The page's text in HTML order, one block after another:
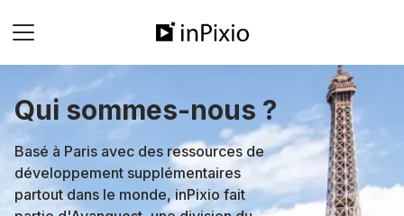
Qui sommes-nous ?
Basé à Paris avec des ressources de
développement supplémentaires
partout dans le monde, inPixio fait